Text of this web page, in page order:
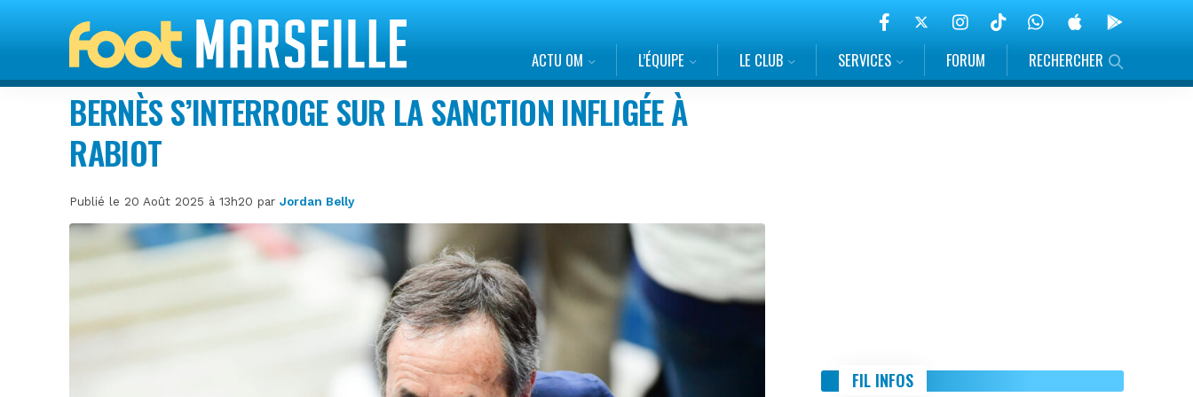
ACTU OM L’ÉQUIPE LE CLUB SERVICES FORUM RECHERCHER
BERNÈS S’INTERROGE SUR LA SANCTION INFLIGÉE À
RABIOT
Publié le 20 Août 2025 à 13h20 parJordan Belly
FIL INFOS